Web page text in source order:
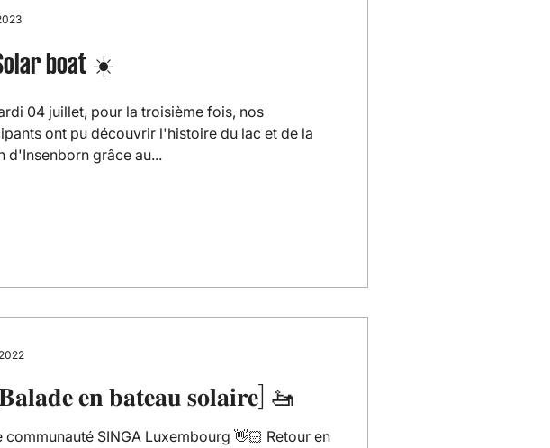
boat ☀️
04 juillet, pour la troisième fois, nos
ont pu découvrir l'histoire du lac et de la
d'Insenborn grâce au...
𝐞𝐧 𝐛𝐚𝐭𝐞𝐚𝐮 𝐬𝐨𝐥𝐚𝐢𝐫𝐞] 🚤
communauté SINGA Luxembourg 👋🏻 Retour en